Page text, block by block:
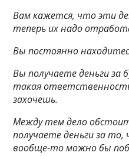
Вам кажется, что эти
теперь их надо
Вы постоянно
Вы получаете деньги за
такая
захочешь.
Между тем дело
получаете деньги за
вообще-то можно бы